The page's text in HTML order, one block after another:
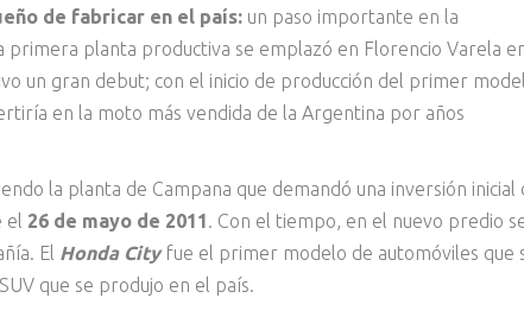
de fabricar en el país: un paso importante en la
primera planta productiva se emplazó en Florencio Varela
un gran debut; con el inicio de producción del primer
en la moto más vendida de la Argentina por años
la planta de Campana que demandó una inversión inicial
26 de mayo de 2011. Con el tiempo, en el nuevo predio
El Honda City fue el primer modelo de automóviles que
que se produjo en el país.